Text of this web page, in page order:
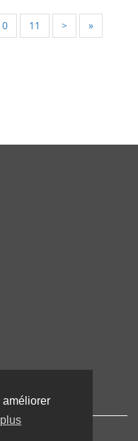
améliorer
11 > »